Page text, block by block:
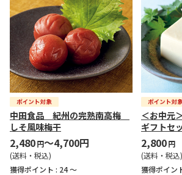
中田食品 紀州の完熟南高梅
しそ風味梅干
2,480円～4,700円
(送料・税込)
獲得ポイント : 24 ～
＜お中元
ギフトセ
2,800円
(送料・税込)
獲得ポイン